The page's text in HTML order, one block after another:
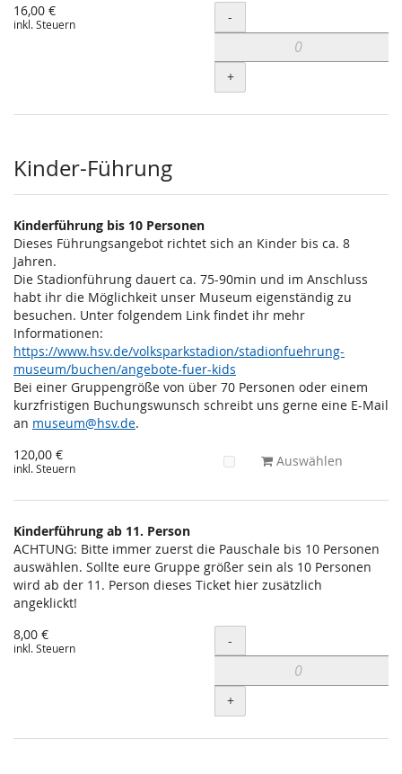
16,00 €
inkl. Steuern Menge
-
+
Kinder-Führung
Kinderführung bis 10 Personen
Dieses Führungsangebot richtet sich an Kinder bis ca. 8
Jahren.
Die Stadionführung dauert ca. 75-90min und im Anschluss
habt ihr die Möglichkeit unser Museum eigenständig zu
besuchen. Unter folgendem Link findet ihr mehr
Informationen:
https://www.hsv.de/volksparkstadion/stadionfuehrung-
museum/buchen/angebote-fuer-kids
Bei einer Gruppengröße von über 70 Personen oder einem
kurzfristigen Buchungswunsch schreibt uns gerne eine E-Mail
an museum@hsv.de.
120,00 €
inkl. Steuern Auswählen
Kinderführung ab 11. Person
ACHTUNG: Bitte immer zuerst die Pauschale bis 10 Personen
auswählen. Sollte eure Gruppe größer sein als 10 Personen
wird ab der 11. Person dieses Ticket hier zusätzlich
angeklickt!
8,00 €
inkl. Steuern Menge
-
+